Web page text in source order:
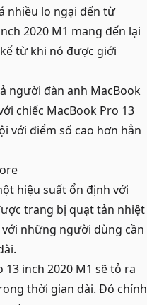
nhiều lo ngại đến từ
2020 M1 mang đến lại
từ khi nó được giới
người đàn anh MacBook
chiếc MacBook Pro 13
với điểm số cao hơn hẳn
hiệu suất ổn định với
trang bị quạt tản nhiệt
những người dùng cần
13 inch 2020 M1 sẽ tỏ ra
thời gian dài. Đó chính